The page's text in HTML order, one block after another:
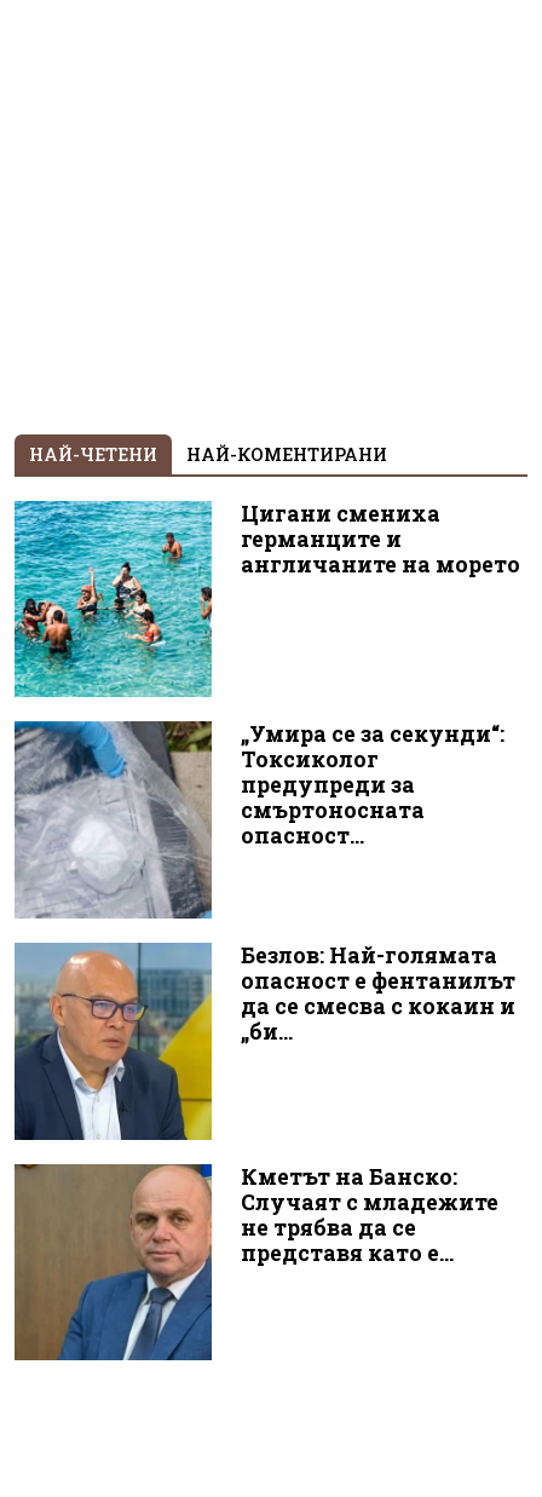
НАЙ-ЧЕТЕНИ НАЙ-КОМЕНТИРАНИ
Цигани смениха
германците и
англичаните на морето
„Умира се за секунди“:
Токсиколог
предупреди за
смъртоносната
опасност...
Безлов: Най-голямата
опасност е фентанилът
да се смесва с кокаин и
„би...
Кметът на Банско:
Случаят с младежите
не трябва да се
представя като е...